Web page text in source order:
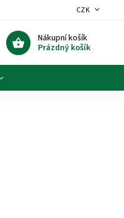
CZK
Nákupní košík
Prázdný košík